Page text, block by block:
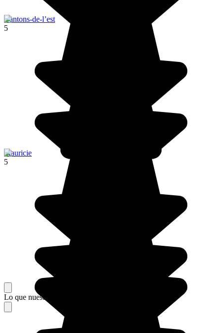
Cantons-de-l’est
5
Mauricie
5
Lo que nuestros viajeros piensan de su estancia